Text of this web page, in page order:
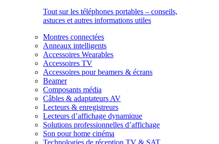
Tout sur les téléphones portables – conseils,
astuces et autres informations utiles
Montres connectées
Anneaux intelligents
Accessoires Wearables
Accessoires TV
Accessoires pour beamers & écrans
Beamer
Composants média
Câbles & adaptateurs AV
Lecteurs & enregistreurs
Lecteurs d’affichage dynamique
Solutions professionnelles d’affichage
Son pour home cinéma
Technologies de réception TV & SAT